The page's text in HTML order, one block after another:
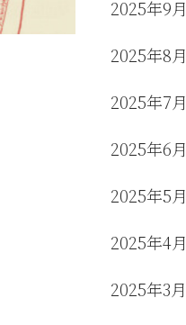
2025年9月
2025年8月
2025年7月
2025年6月
2025年5月
2025年4月
2025年3月